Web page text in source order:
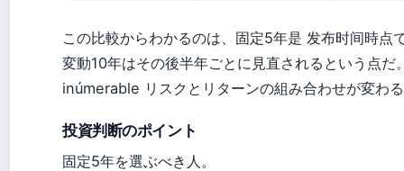
この比較からわかるのは、固定5年是 发布时间時点
変動10年はその後半年ごとに見直されるという点
inúmerable リスクとリターンの組み合わせが変わ
投資判断のポイント
固定5年を選ぶべき人。